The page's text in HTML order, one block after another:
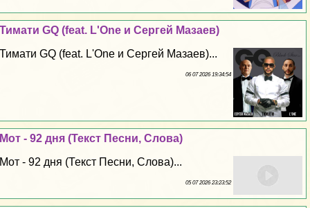
Тимати GQ (feat. L'One и Сергeй Мазаев)
Тимати GQ (feat. L'One и Сергeй Мазаев)...
06 07 2026 19:34:54
Мот - 92 дня (Текст Песни, Слова)
Мот - 92 дня (Текст Песни, Слова)...
05 07 2026 23:23:52